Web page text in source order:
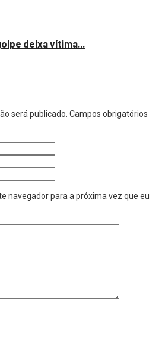
deixa vítima...
será publicado. Campos obrigatórios
navegador para a próxima vez que eu